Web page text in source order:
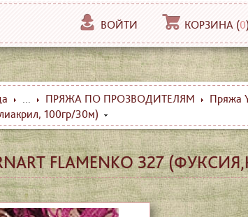
ВОЙТИ КОРЗИНА (0)
... ПРЯЖА ПО ПРОЗВОДИТЕЛЯМ
Пряжа
100гр/30м)
FLAMENKO 327